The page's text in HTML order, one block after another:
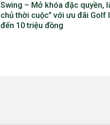
Bắc Ninh lần thứ nhất – Tranh
Cúp TĐC chính thức khởi tranh
vào tháng 7/2026